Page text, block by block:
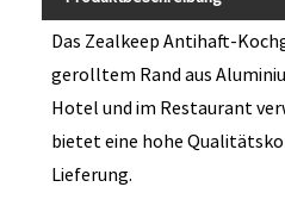
Das Zealkeep Antihaft-
gerolltem Rand aus
Hotel und im Restaurant
bietet eine hohe
Lieferung.